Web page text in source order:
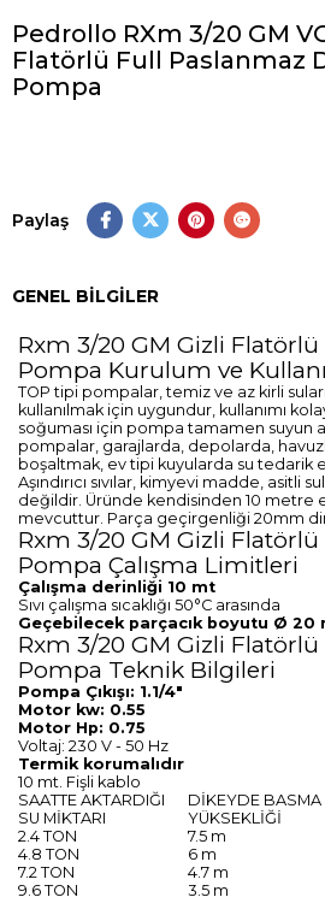
Pedrollo RXm 3/20 GM
Flatörlü Full Paslanmaz
Pompa
Paylaş
GENEL BILGILER
Rxm 3/20 GM Gizli
Pompa Kurulum ve
TOP tipi pompalar, temiz ve az kirli
kullanılmak için uygundur, kullanımı
soğuması için pompa tamamen suyun
pompalar, garajlarda, depolarda,
boşaltmak, ev tipi kuyularda su tedarik
Aşındırıcı sıvılar, kimyevi madde, asitli
değildir. Üründe kendisinden 10 metre
mevcuttur. Parça geçirgenliği 20mm
Rxm 3/20 GM Gizli
Pompa Çalışma Limitleri
Çalışma derinliği 10 mt
Sıvı çalışma sıcaklığı 50°C arasında
Geçebilecek parçacık boyutu Ø 20
Rxm 3/20 GM Gizli
Pompa Teknik Bilgileri
Pompa Çıkışı: 1.1/4"
Motor kw: 0.55
Motor Hp: 0.75
Voltaj: 230 V - 50 Hz
Termik korumalıdır
10 mt. Fişli kablo
SAATTE AKTARDIĞI
SU MİKTARI
DİKEYDE BASMA
YÜKSEKLİĞİ
2.4 TON
7.5 m
4.8 TON
6 m
7.2 TON
4.7 m
9.6 TON
3.5 m